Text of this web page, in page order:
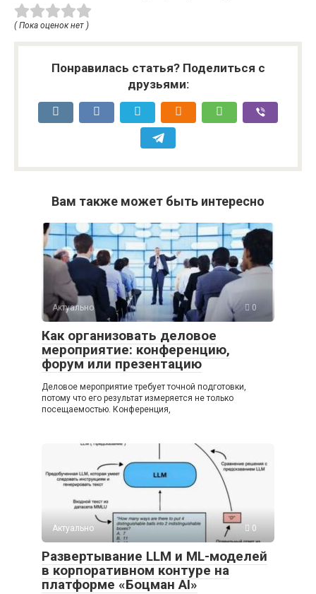
( Пока оценок нет )
Понравилась статья? Поделиться с
друзьями:
Вам также может быть интересно
Актуально 0
Как организовать деловое
мероприятие: конференцию,
форум или презентацию
Деловое мероприятие требует точной подготовки,
потому что его результат измеряется не только
посещаемостью. Конференция,
Актуально 0
Развертывание LLM и ML-моделей
в корпоративном контуре на
платформе «Боцман AI»